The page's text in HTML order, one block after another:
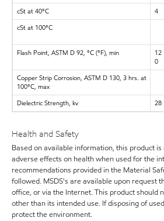
cSt at 40°C
4
cSt at 100°C
Flash Point, ASTM D 92, °C (°F), min
12
0
Copper Strip Corrosion, ASTM D 130, 3 hrs. at
100°C, max
Dielectric Strength, kv 28
Health and Safety
Based on available information, this product
adverse effects on health when used for the
recommendations provided in the Material
followed. MSDS's are available upon request
office, or via the Internet. This product should
other than its intended use. If disposing of
protect the environment.